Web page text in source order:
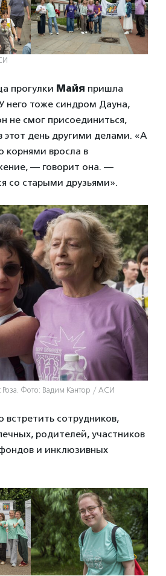
прогулки Майя пришла
него тоже синдром Дауна,
не смог присоединиться,
этот день другими делами. «А
корнями вросла в
— говорит она. —
со старыми друзьями».
Фото: Вадим Кантор / АСИ
встретить сотрудников,
родителей, участников
и инклюзивных